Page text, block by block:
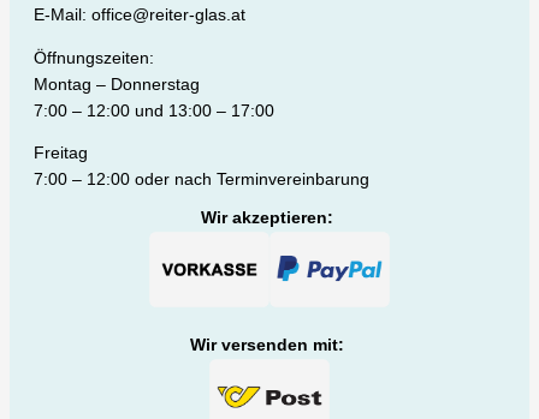
E-Mail: office@reiter-glas.at
Öffnungszeiten:
Montag – Donnerstag
7:00 – 12:00 und 13:00 – 17:00
Freitag
7:00 – 12:00 oder nach Terminvereinbarung
Wir akzeptieren:
Wir versenden mit: